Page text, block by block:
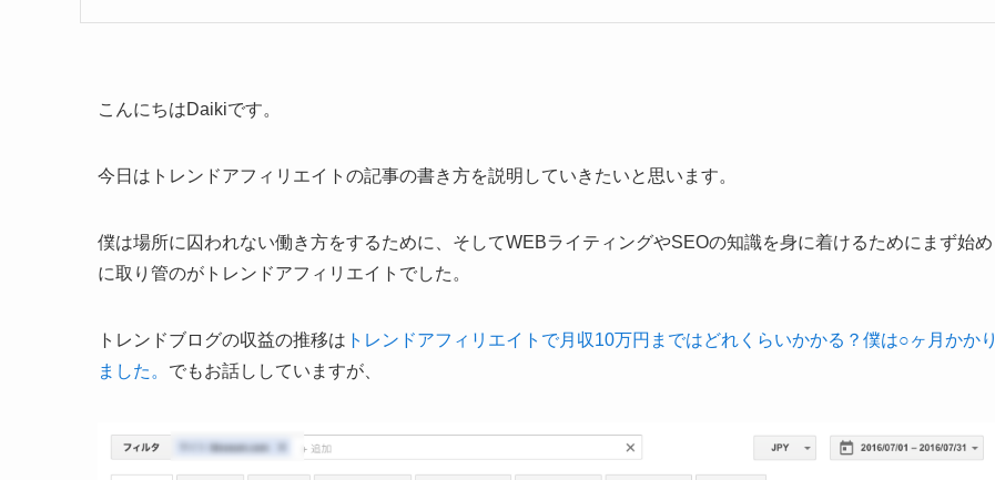
こんにちはDaikiです。
今日はトレンドアフィリエイトの記事の書き方を説明していきたいと思います。
僕は場所に囚われない働き方をするために、そしてWEBライティングやSEOの知識を身に着けるためにまず始め
に取り管のがトレンドアフィリエイトでした。
トレンドブログの収益の推移は トレンドアフィリエイトで月収10万円まではどれくらいかかる？僕は○ヶ月かかり
ました。 でもお話ししていますが、